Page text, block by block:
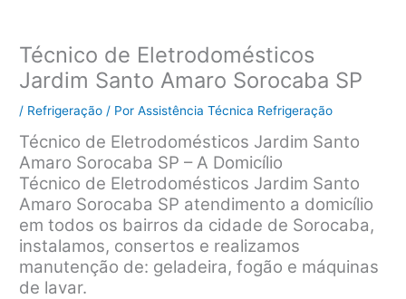
Técnico de Eletrodomésticos
Jardim Santo Amaro Sorocaba SP
/ Refrigeração / PorAssistência Técnica Refrigeração
Técnico de Eletrodomésticos Jardim Santo
Amaro Sorocaba SP – A Domicílio
Técnico de Eletrodomésticos Jardim Santo
Amaro Sorocaba SP atendimento a domicílio
em todos os bairros da cidade de Sorocaba,
instalamos, consertos e realizamos
manutenção de: geladeira, fogão e máquinas
de lavar.